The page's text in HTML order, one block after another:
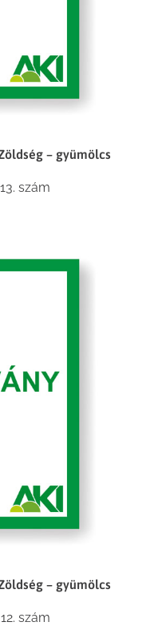
– gyümölcs
szám
– gyümölcs
szám